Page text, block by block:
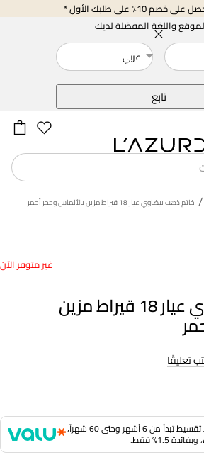
10٪ على طلبك الأول *
واللغة المفضلة لديك
عربي
تابع
/ خاتم ذهب بيضاوي عيار 18 قيراط مزين بالألماس وحجر أحمر
غير متوفر الآن
خاتم ذهب بيضاوي عيار 18 قيراط مزين
تعليقًا
ادفع مع ڤاليو واستمتع بخطط تقسيط تبدأ من 6 أشهر وحتى 60 شهراً،
1.5% فقط.